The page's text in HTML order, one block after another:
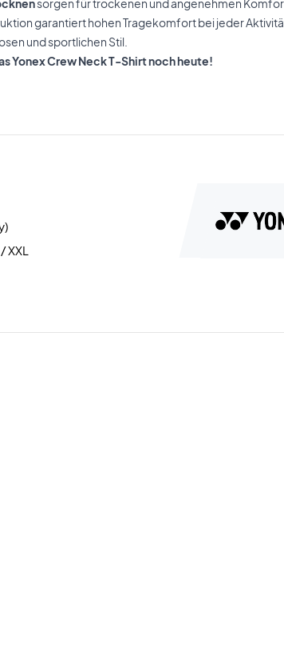
sorgen für trockenen und angenehmen
garantiert hohen Tragekomfort bei jeder
und sportlichen Stil.
Yonex Crew Neck T-Shirt noch heute!
XXL